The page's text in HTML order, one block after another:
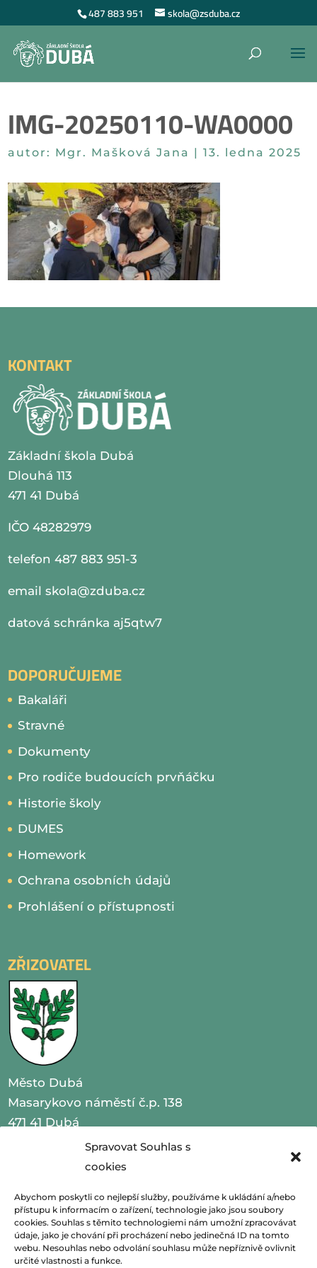
Spravovat Souhlas s
cookies
Abychom poskytli co nejlepší služby, používáme k ukládání a/nebo
přístupu k informacím o zařízení, technologie jako jsou soubory
cookies. Souhlas s těmito technologiemi nám umožní zpracovávat
údaje, jako je chování při procházení nebo jedinečná ID na tomto
webu. Nesouhlas nebo odvolání souhlasu může nepříznivě ovlivnit
určité vlastnosti a funkce.
487 883 951 skola@zsduba.cz
IMG-20250110-WA0000
autor: Mgr. Mašková Jana |13. ledna 2025
KONTAKT
Základní škola Dubá
Dlouhá 113
471 41 Dubá
IČO 48282979
telefon 487 883 951-3
emailskola@zduba.cz
datová schránka aj5qtw7
DOPORUČUJEME
Bakaláři
Stravné
Dokumenty
Pro rodiče budoucích prvňáčku
Historie školy
DUMES
Homework
Ochrana osobních údajů
Prohlášení o přístupnosti
ZŘIZOVATEL
Město Dubá
Masarykovo náměstí č.p. 138
471 41 Dubá
IČO 00260479
emailpodatelna@mestoduba.cz
webhttp://www.mestoduba.cz